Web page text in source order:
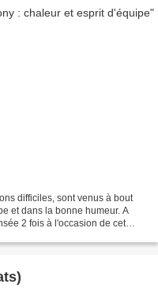
difficiles, sont venus à bout
et dans la bonne humeur. A
2 fois à l'occasion de cet